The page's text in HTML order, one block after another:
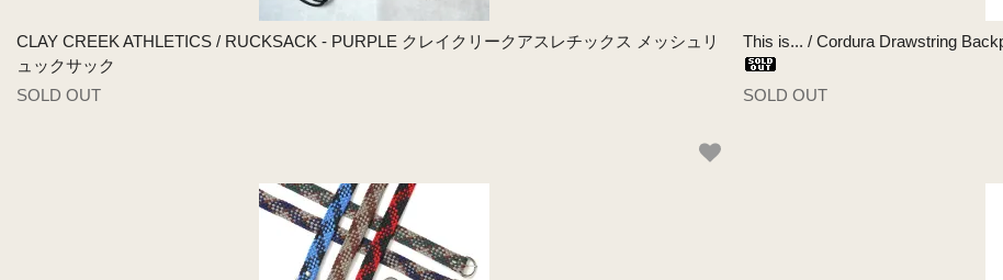
CLAY CREEK ATHLETICS / RUCKSACK - PURPLE クレイクリークアスレチックス メッシュリ
ュックサック
SOLD OUT
This is... / Cordura Drawstring
SOLD OUT